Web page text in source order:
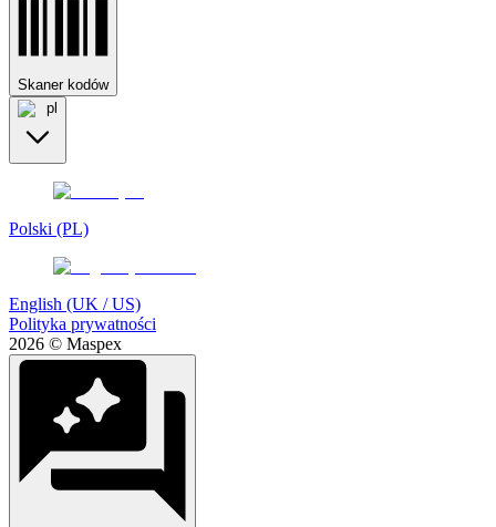
Skaner kodów
pl
Polski (PL)
English (UK / US)
Polityka prywatności
2026 © Maspex